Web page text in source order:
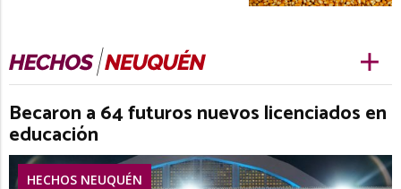
Becaron a 64 futuros nuevos licenciados en
educación
HECHOS NEUQUÉN